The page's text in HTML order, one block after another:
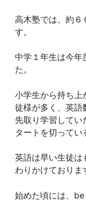
高木塾では、約６
す。
中学１年生は今年
た。
小学生から持ち上
徒様が多く、英語
先取り学習してい
タートを切ってい
英語は早い生徒は
わりかけておりま
始めた頃には、